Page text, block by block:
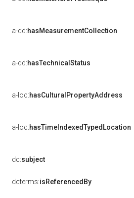
a-dd:hasMeasurementCollection
a-dd:hasTechnicalStatus
a-loc:hasCulturalPropertyAddress
a-loc:hasTimeIndexedTypedLocation
dc:subject
dcterms:isReferencedBy